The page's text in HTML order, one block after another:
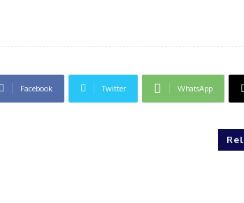
Facebook Twitter WhatsApp